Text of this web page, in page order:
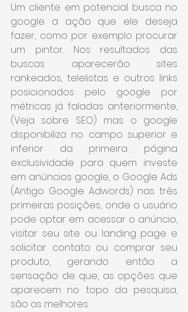
Um cliente em potencial busca no
google a ação que ele deseja
fazer, como por exemplo procurar
um pintor. Nos resultados das
buscas aparecerão sites
rankeados, telelistas e outros links
posicionados pelo google por
métricas já faladas anteriormente,
(Veja sobre SEO) mas o google
disponibiliza no campo superior e
inferior da primeira página
exclusividade para quem investe
em anúncios google, o Google Ads
(Antigo Google Adwords) nas três
primeiras posições, onde o usuário
pode optar em acessar o anúncio,
visitar seu site ou landing page e
solicitar contato ou comprar seu
produto, gerando então a
sensação de que, as opções que
aparecem no topo da pesquisa,
são as melhores.